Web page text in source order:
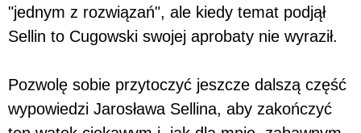
"jednym z rozwiązań", ale kiedy temat podjął
Sellin to Cugowski swojej aprobaty nie wyraził.
Pozwolę sobie przytoczyć jeszcze dalszą część
wypowiedzi Jarosława Sellina, aby zakończyć